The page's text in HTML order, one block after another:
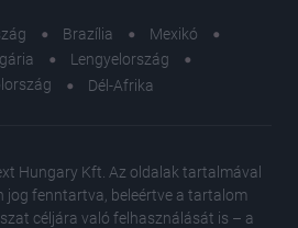
Brazília
Mexikó
Lengyelország
Dél-Afrika
Hungary Kft. Az oldalak tartalmával
jog fenntartva, beleértve a tartalom
céljára való felhasználását is – a